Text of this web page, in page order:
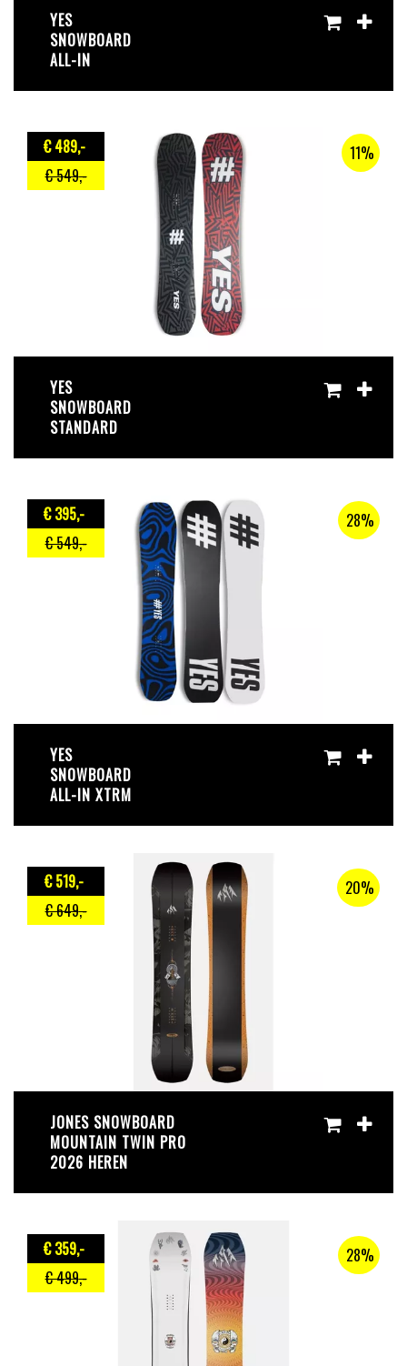
YES
SNOWBOARD
ALL-IN
€ 489,-
€ 549,-
11%
YES
SNOWBOARD
STANDARD
€ 395,-
€ 549,-
28%
YES
SNOWBOARD
ALL-IN XTRM
€ 519,-
€ 649,-
20%
JONES SNOWBOARD
MOUNTAIN TWIN PRO
2026 HEREN
€ 359,-
€ 499,-
28%